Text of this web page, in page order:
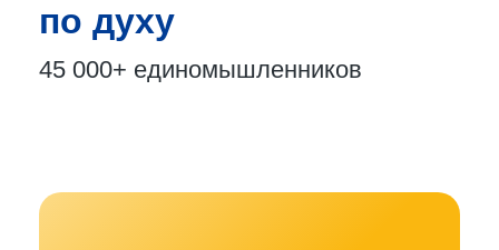
по духу
45 000+ единомышленников